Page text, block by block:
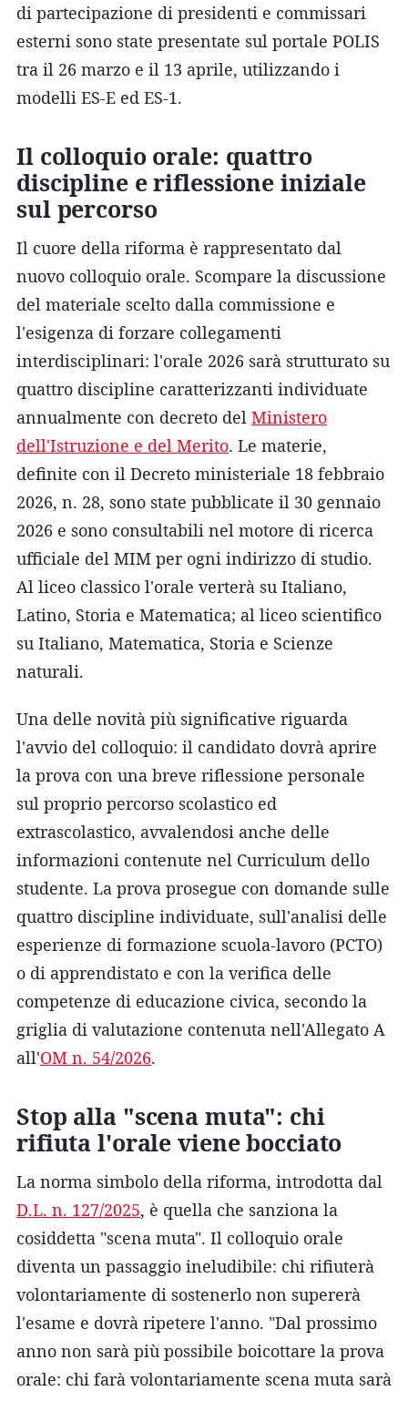
di partecipazione di presidenti e commissari
esterni sono state presentate sul portale POLIS
tra il 26 marzo e il 13 aprile, utilizzando i
modelli ES-E ed ES-1.
Il colloquio orale: quattro
discipline e riflessione iniziale
sul percorso
Il cuore della riforma è rappresentato dal
nuovo colloquio orale. Scompare la discussione
del materiale scelto dalla commissione e
l'esigenza di forzare collegamenti
interdisciplinari: l'orale 2026 sarà strutturato su
quattro discipline caratterizzanti individuate
annualmente con decreto del Ministero
dell'Istruzione e del Merito. Le materie,
definite con il Decreto ministeriale 18 febbraio
2026, n. 28, sono state pubblicate il 30 gennaio
2026 e sono consultabili nel motore di ricerca
ufficiale del MIM per ogni indirizzo di studio.
Al liceo classico l'orale verterà su Italiano,
Latino, Storia e Matematica; al liceo scientifico
su Italiano, Matematica, Storia e Scienze
naturali.
Una delle novità più significative riguarda
l'avvio del colloquio: il candidato dovrà aprire
la prova con una breve riflessione personale
sul proprio percorso scolastico ed
extrascolastico, avvalendosi anche delle
informazioni contenute nel Curriculum dello
studente. La prova prosegue con domande sulle
quattro discipline individuate, sull'analisi delle
esperienze di formazione scuola-lavoro (PCTO)
o di apprendistato e con la verifica delle
competenze di educazione civica, secondo la
griglia di valutazione contenuta nell'Allegato A
all'OM n. 54/2026.
Stop alla "scena muta": chi
rifiuta l'orale viene bocciato
La norma simbolo della riforma, introdotta dal
D.L. n. 127/2025, è quella che sanziona la
cosiddetta "scena muta". Il colloquio orale
diventa un passaggio ineludibile: chi rifiuterà
volontariamente di sostenerlo non supererà
l'esame e dovrà ripetere l'anno. "Dal prossimo
anno non sarà più possibile boicottare la prova
orale: chi farà volontariamente scena muta sarà